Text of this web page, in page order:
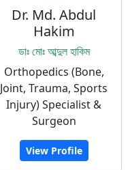
Dr. Md. Abdul
Hakim
ডাঃ মোঃ আব্দুল হাকিম
Orthopedics (Bone,
Joint, Trauma, Sports
Injury) Specialist &
Surgeon
View Profile